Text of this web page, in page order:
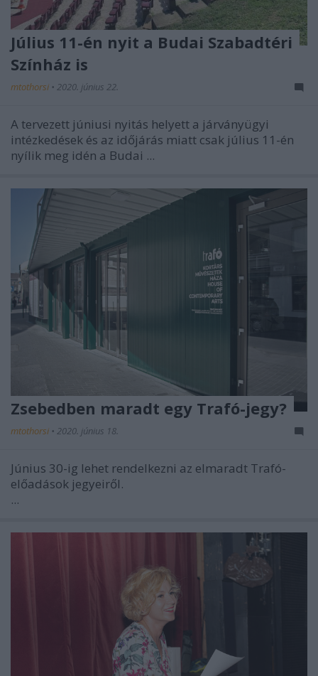
Július 11-én nyit a Budai Szabadtéri
Színház is
mtothorsi • 2020. június 22.
A tervezett júniusi nyitás helyett a járványügyi
intézkedések és az időjárás miatt csak július 11-én
nyílik meg idén a Budai ...
Zsebedben maradt egy Trafó-jegy?
mtothorsi • 2020. június 18.
Június 30-ig lehet rendelkezni az elmaradt Trafó-
előadások jegyeiről.
...